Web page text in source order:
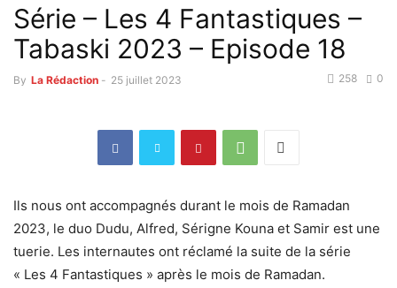
Série – Les 4 Fantastiques –
Tabaski 2023 – Episode 18
By La Rédaction - 25 juillet 2023 0
258
Ils nous ont accompagnés durant le mois de Ramadan
2023, le duo Dudu, Alfred, Sérigne Kouna et Samir est une
tuerie. Les internautes ont réclamé la suite de la série
« Les 4 Fantastiques » après le mois de Ramadan.